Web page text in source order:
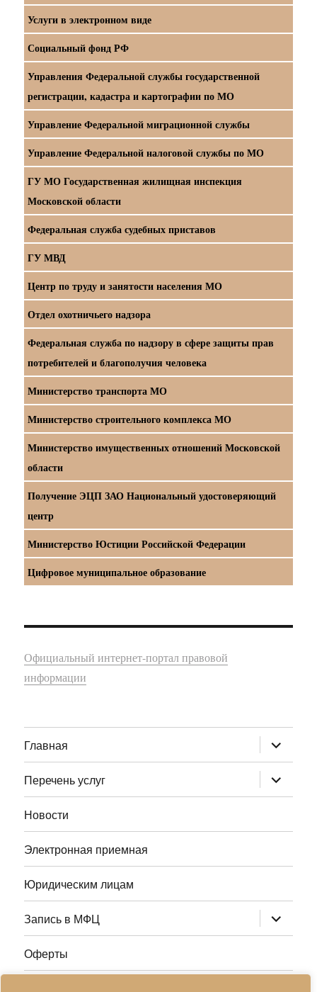
Услуги в электронном виде
Социальный фонд РФ
Управления Федеральной службы государственной
регистрации, кадастра и картографии по МО
Управление Федеральной миграционной службы
Управление Федеральной налоговой службы по МО
ГУ МО Государственная жилищная инспекция
Московской области
Федеральная служба судебных приставов
ГУ МВД
Центр по труду и занятости населения МО
Отдел охотничьего надзора
Федеральная служба по надзору в сфере защиты прав
потребителей и благополучия человека
Министерство транспорта МО
Министерство строительного комплекса МО
Министерство имущественных отношений Московской
области
Получение ЭЦП ЗАО Национальный удостоверяющий
центр
Министерство Юстиции Российской Федерации
Цифровое муниципальное образование
Официальный интернет-портал правовой
информации
Главная раскрыть
дочернее
меню
Перечень услуг
раскрыть
дочернее
меню
Новости
Электронная приемная
Юридическим лицам
Запись в МФЦ раскрыть
дочернее
меню
Оферты